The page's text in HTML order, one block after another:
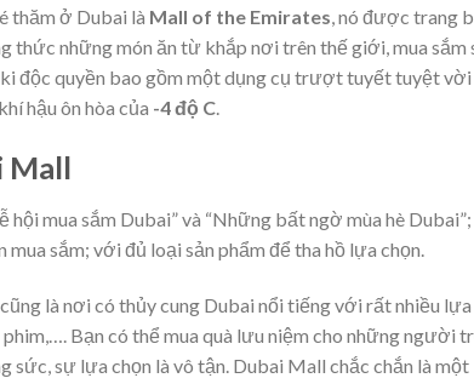
thăm ở Dubai là Mall of the Emirates, nó được trang
những món ăn từ khắp nơi trên thế giới, mua sắm
độc quyền bao gồm một dụng cụ trượt tuyết tuyệt vời
hậu ôn hòa của -4 độ C.
Mall
mua sắm Dubai” và “Những bất ngờ mùa hè Dubai”;
sắm; với đủ loại sản phẩm để tha hồ lựa chọn.
là nơi có thủy cung Dubai nổi tiếng với rất nhiều lựa
Bạn có thể mua quà lưu niệm cho những người
sức, sự lựa chọn là vô tận. Dubai Mall chắc chắn là một